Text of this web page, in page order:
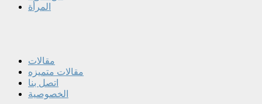
المرأة
مقالات
مقالات متميزه
اتصل بنا
الخصوصية